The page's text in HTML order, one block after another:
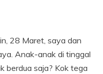
28 Maret, saya dan
Anak-anak di tinggal
berdua saja? Kok tega